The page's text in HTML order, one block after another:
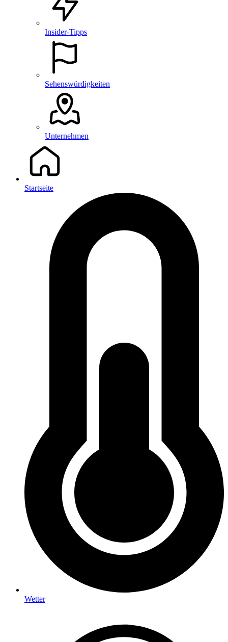
Insider-Tipps
Sehenswürdigkeiten
Unternehmen
Startseite
Wetter